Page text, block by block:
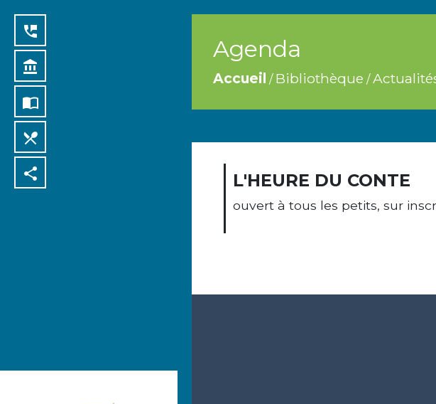
Agenda
Accueil / Bibliothèque /
perm_phone_msg
account_balance
import_contacts
local_dining
share L'HEURE DU CONTE
ouvert à tous les petits, sur